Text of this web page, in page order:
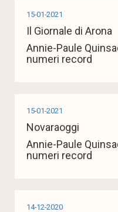
15-01-2021
Il Giornale di Arona
Annie-Paule
numeri record
15-01-2021
Novaraoggi
Annie-Paule
numeri record
14-12-2020